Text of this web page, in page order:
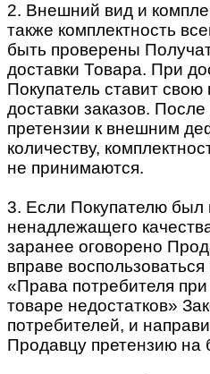
2. Внешний вид и
также комплектность
быть проверены
доставки Товара. При
Покупатель ставит свою
доставки заказов.
претензии к внешним
количеству,
не принимаются.
3. Если Покупателю был
ненадлежащего
заранее оговорено
вправе
«Права потребителя
товаре недостатков»
потребителей, и
Продавцу претензию на